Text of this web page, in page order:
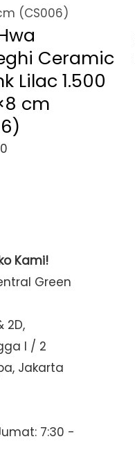
Ceramic
Lilac 1.500
cm
Kami!
Green
2D,
I / 2
Jakarta
7:30 -